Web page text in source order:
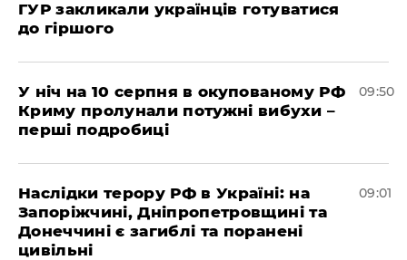
ГУР закликали українців готуватися
до гіршого
У ніч на 10 серпня в окупованому РФ
Криму пролунали потужні вибухи –
перші подробиці
09:50
Наслідки терору РФ в Україні: на
Запоріжчині, Дніпропетровщині та
Донеччині є загиблі та поранені
цивільні
09:01